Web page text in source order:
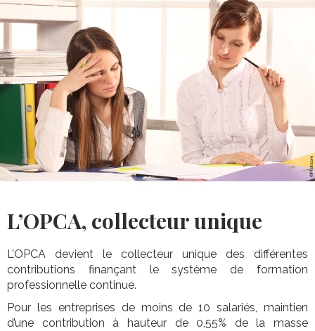
L’OPCA, collecteur unique
L’OPCA devient le collecteur unique des différentes
contributions finançant le système de formation
professionnelle continue.
Pour les entreprises de moins de 10 salariés, maintien
d’une contribution à hauteur de 0,55% de la masse